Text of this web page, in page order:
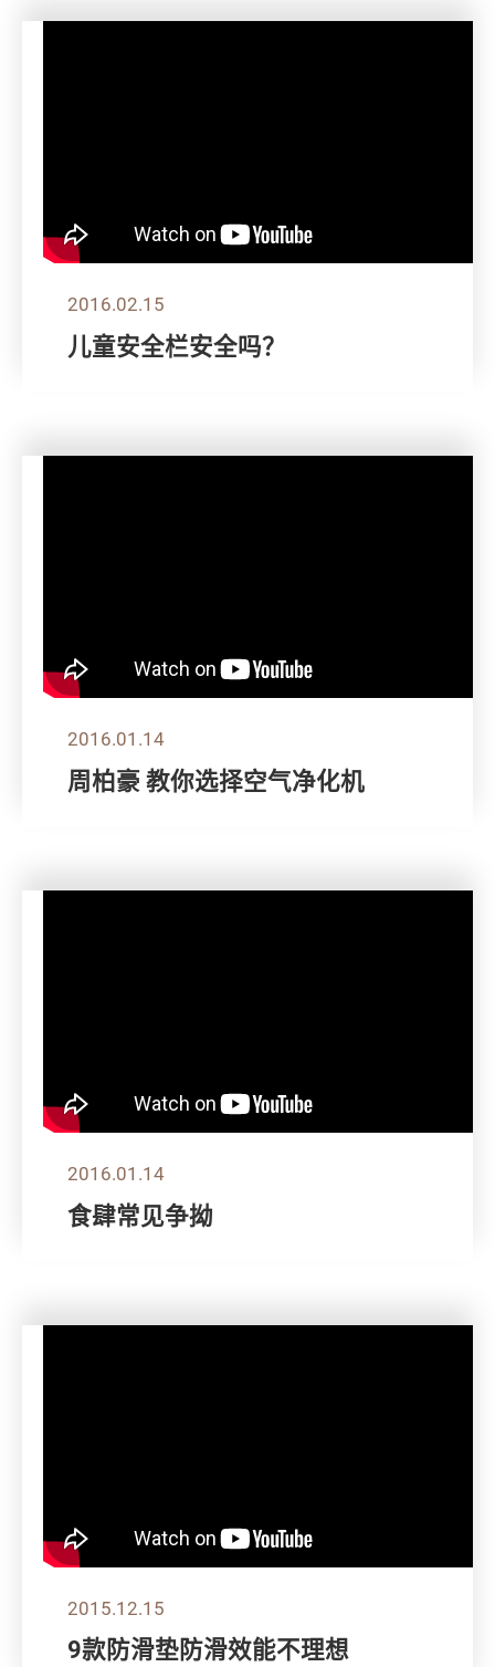
2016.02.15
儿童安全栏安全吗？
2016.01.14
周柏豪 教你选择空气净化机
2016.01.14
食肆常见争拗
2015.12.15
9款防滑垫防滑效能不理想